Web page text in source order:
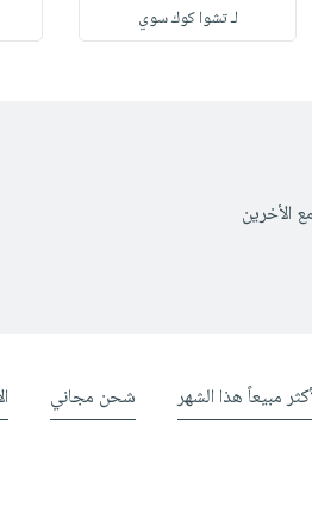
لـ تشوا كوك سوي
الأخرين
مبيعاً هذا الشهر شحن مجاني